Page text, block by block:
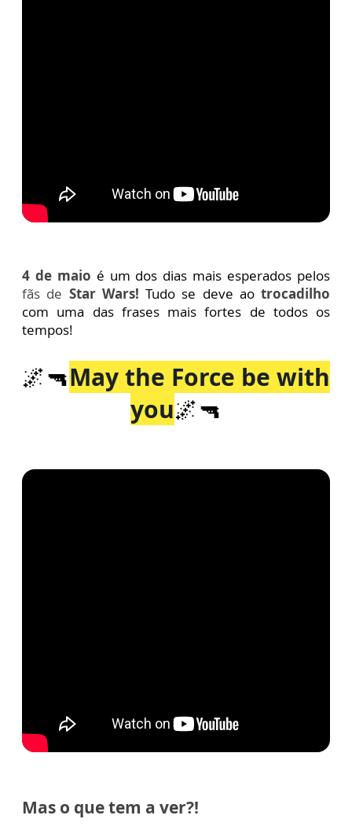
4 de maio é um dos dias mais esperados pelos
fãs de Star Wars! Tudo se deve ao trocadilho
com uma das frases mais fortes de todos os
tempos!
🌌🔫May the Force be with
you🌌🔫
Mas o que tem a ver?!